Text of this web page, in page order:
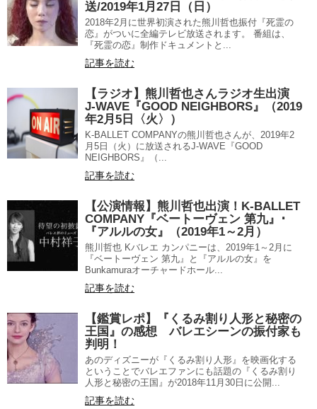
送/2019年1月27日（日）
2018年2月に世界初演された熊川哲也振付『死霊の
恋』がついに全編テレビ放送されます。 番組は、
『死霊の恋』制作ドキュメントと...
記事を読む
【ラジオ】熊川哲也さんラジオ生出演
J-WAVE『GOOD NEIGHBORS』（2019
年2月5日〈火〉）
K-BALLET COMPANYの熊川哲也さんが、2019年2
月5日（火）に放送されるJ-WAVE『GOOD
NEIGHBORS』（...
記事を読む
【公演情報】熊川哲也出演！K-BALLET
COMPANY『ベートーヴェン 第九』･
『アルルの女』（2019年1～2月）
熊川哲也 Kバレエ カンパニーは、2019年1～2月に
『ベートーヴェン 第九』と『アルルの女』を
Bunkamuraオーチャードホール...
記事を読む
【鑑賞レポ】『くるみ割り人形と秘密の
王国』の感想 バレエシーンの振付家も
判明！
あのディズニーが『くるみ割り人形』を映画化する
ということでバレエファンにも話題の『くるみ割り
人形と秘密の王国』が2018年11月30日に公開...
記事を読む